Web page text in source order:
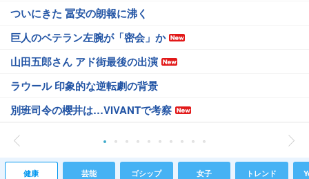
ついにきた 冨安の朗報に沸く
巨人のベテラン左腕が「密会」か
山田五郎さん アド街最後の出演
ラウール 印象的な逆転劇の背景
別班司令の櫻井は…VIVANTで考察
健康 芸能 ゴシップ 女子 トレンド